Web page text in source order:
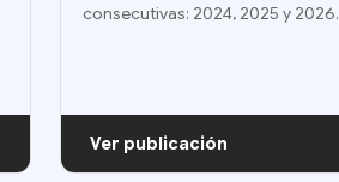
consecutivas: 2024, 2025 y 2026.
Ver publicación